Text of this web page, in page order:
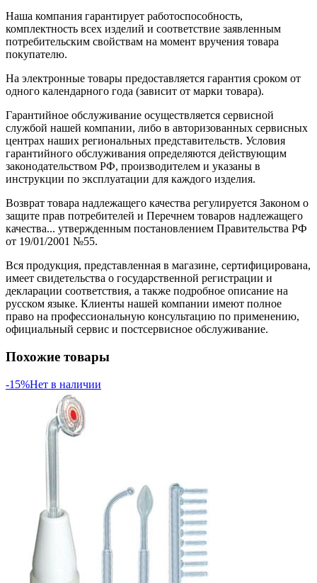
Наша компания гарантирует работоспособность,
комплектность всех изделий и соответствие заявленным
потребительским свойствам на момент вручения товара
покупателю.
На электронные товары предоставляется гарантия сроком от
одного календарного года (зависит от марки товара).
Гарантийное обслуживание осуществляется сервисной
службой нашей компании, либо в авторизованных сервисных
центрах наших региональных представительств. Условия
гарантийного обслуживания определяются действующим
законодательством РФ, производителем и указаны в
инструкции по эксплуатации для каждого изделия.
Возврат товара надлежащего качества регулируется Законом о
защите прав потребителей и Перечнем товаров надлежащего
качества... утвержденным постановлением Правительства РФ
от 19/01/2001 №55.
Вся продукция, представленная в магазине, сертифицирована,
имеет свидетельства о государственной регистрации и
декларации соответствия, а также подробное описание на
русском языке. Клиенты нашей компании имеют полное
право на профессиональную консультацию по применению,
официальный сервис и постсервисное обслуживание.
Похожие товары
-15%Нет в наличии